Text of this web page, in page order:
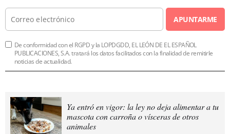
APUNTARME
De conformidad con el RGPD y la LOPDGDD, EL LEÓN DE EL ESPAÑOL
PUBLICACIONES, S.A. tratará los datos facilitados con la finalidad de remitirle
noticias de actualidad.
Ya entró en vigor: la ley no deja alimentar a tu
mascota con carroña o vísceras de otros
animales